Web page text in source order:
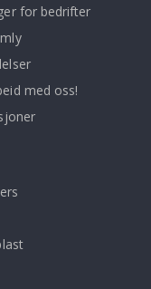
for bedrifter
med oss!